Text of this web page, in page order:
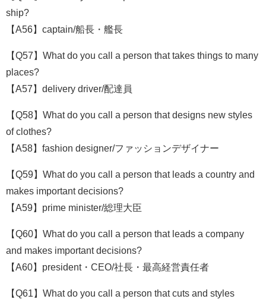
ship?
【A56】captain/船長・艦長
【Q57】What do you call a person that takes things to many
places?
【A57】delivery driver/配達員
【Q58】What do you call a person that designs new styles
of clothes?
【A58】fashion designer/ファッションデザイナー
【Q59】What do you call a person that leads a country and
makes important decisions?
【A59】prime minister/総理大臣
【Q60】What do you call a person that leads a company
and makes important decisions?
【A60】president・CEO/社長・最高経営責任者
【Q61】What do you call a person that cuts and styles